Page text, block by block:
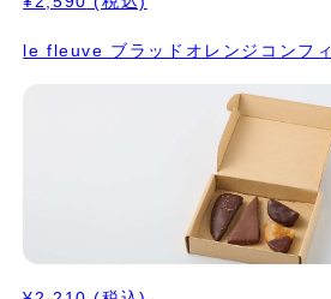
le fleuve ブラッドオレンジコンフィ